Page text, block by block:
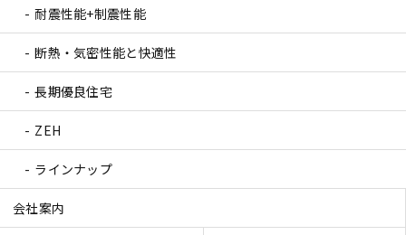
耐震性能+制震性能
断熱・気密性能と快適性
長期優良住宅
ZEH
ラインナップ
会社案内